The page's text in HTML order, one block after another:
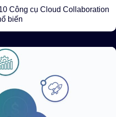
Công cụ Cloud Collaboration
biến